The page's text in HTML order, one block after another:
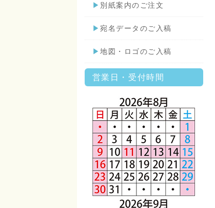
▶ 別紙案内のご注文
▶ 宛名データのご入稿
▶ 地図・ロゴのご入稿
営業日・受付時間